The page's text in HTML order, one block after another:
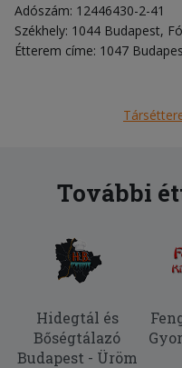
Adószám: 12446430-2-41
Székhely: 1044 Budapest,
Étterem címe: 1047
További
Hidegtál és
Bőségtálazó
Budapest - Üröm